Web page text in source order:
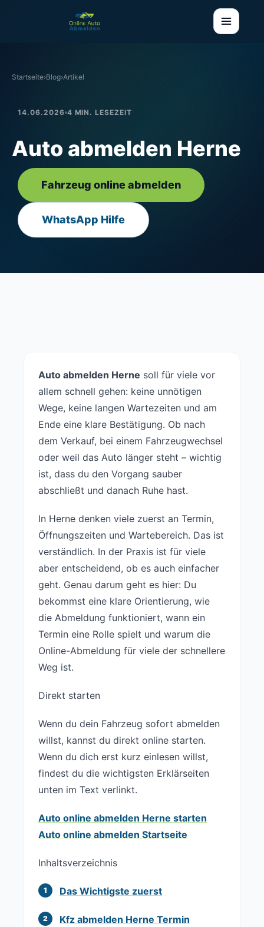
Startseite›Blog›Artikel
14.06.2026 4 MIN. LESEZEIT
Auto abmelden Herne
Fahrzeug online abmelden
WhatsApp Hilfe
Auto abmelden Herne soll für viele vor
allem schnell gehen: keine unnötigen
Wege, keine langen Wartezeiten und am
Ende eine klare Bestätigung. Ob nach
dem Verkauf, bei einem Fahrzeugwechsel
oder weil das Auto länger steht – wichtig
ist, dass du den Vorgang sauber
abschließt und danach Ruhe hast.
In Herne denken viele zuerst an Termin,
Öffnungszeiten und Wartebereich. Das ist
verständlich. In der Praxis ist für viele
aber entscheidend, ob es auch einfacher
geht. Genau darum geht es hier: Du
bekommst eine klare Orientierung, wie
die Abmeldung funktioniert, wann ein
Termin eine Rolle spielt und warum die
Online-Abmeldung für viele der schnellere
Weg ist.
Direkt starten
Wenn du dein Fahrzeug sofort abmelden
willst, kannst du direkt online starten.
Wenn du dich erst kurz einlesen willst,
findest du die wichtigsten Erklärseiten
unten im Text verlinkt.
Auto online abmelden Herne starten
Auto online abmelden Startseite
Inhaltsverzeichnis
Das Wichtigste zuerst
Kfz abmelden Herne Termin